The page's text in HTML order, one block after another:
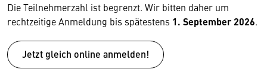
Die Teilnehmerzahl ist begrenzt. Wir bitten daher um
rechtzeitige Anmeldung bis spätestens 1. September 2026.
Jetzt gleich online anmelden!